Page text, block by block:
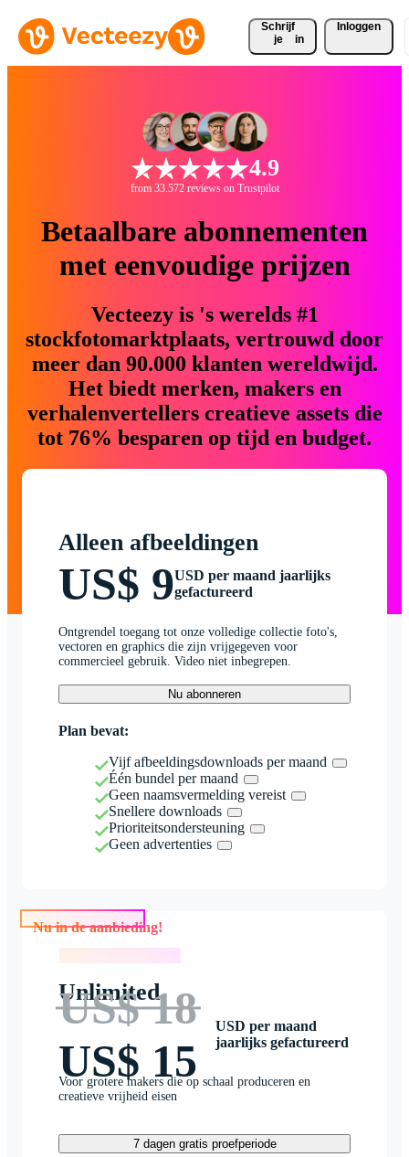
Schrijf
je
in
Inloggen
4.9
from 33.572 reviews on Trustpilot
Betaalbare abonnementen
met eenvoudige prijzen
Vecteezy is 's werelds #1
stockfotomarktplaats, vertrouwd door
meer dan 90.000 klanten wereldwijd.
Het biedt merken, makers en
verhalenvertellers creatieve assets die
tot 76% besparen op tijd en budget.
Alleen afbeeldingen
US$ 9USD per maand jaarlijks
gefactureerd
Ontgrendel toegang tot onze volledige collectie foto's,
vectoren en graphics die zijn vrijgegeven voor
commercieel gebruik. Video niet inbegrepen.
Nu abonneren
Plan bevat:
Vijf afbeeldingsdownloads per maand
Één bundel per maand
Geen naamsvermelding vereist
Snellere downloads
Prioriteitsondersteuning
Geen advertenties
Nu in de aanbieding!
Unlimited
US$ 18
US$ 15
USD per maand
jaarlijks gefactureerd
Voor grotere makers die op schaal produceren en
creatieve vrijheid eisen
7 dagen gratis proefperiode